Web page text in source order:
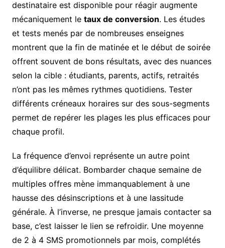
destinataire est disponible pour réagir augmente
mécaniquement le taux de conversion. Les études
et tests menés par de nombreuses enseignes
montrent que la fin de matinée et le début de soirée
offrent souvent de bons résultats, avec des nuances
selon la cible : étudiants, parents, actifs, retraités
n’ont pas les mêmes rythmes quotidiens. Tester
différents créneaux horaires sur des sous-segments
permet de repérer les plages les plus efficaces pour
chaque profil.
La fréquence d’envoi représente un autre point
d’équilibre délicat. Bombarder chaque semaine de
multiples offres mène immanquablement à une
hausse des désinscriptions et à une lassitude
générale. À l’inverse, ne presque jamais contacter sa
base, c’est laisser le lien se refroidir. Une moyenne
de 2 à 4 SMS promotionnels par mois, complétés